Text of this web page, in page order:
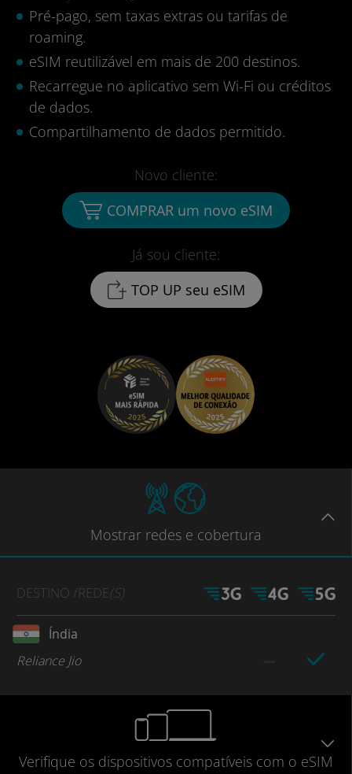
Pré-pago, sem taxas extras ou tarifas de
roaming.
eSIM reutilizável em mais de 200 destinos.
Recarregue no aplicativo sem Wi-Fi ou créditos
de dados.
Compartilhamento de dados permitido.
Já sou cliente:
TOP UP seu eSIM
Novo cliente:
COMPRAR um novo eSIM
Mostrar redes e cobertura
DESTINO /REDE(S)
Índia
Reliance Jio
Verifique os dispositivos compatíveis com o eSIM